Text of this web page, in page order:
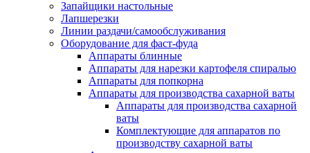
Запайщики настольные
Лапшерезки
Линии раздачи/самообслуживания
Оборудование для фаст-фуда
Аппараты блинные
Аппараты для нарезки картофеля спиралью
Аппараты для попкорна
Аппараты для производства сахарной ваты
Аппараты для производства сахарной
ваты
Комплектующие для аппаратов по
производству сахарной ваты